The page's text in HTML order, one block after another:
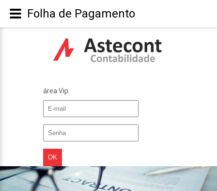
área Vip:
Folha de Pagamento